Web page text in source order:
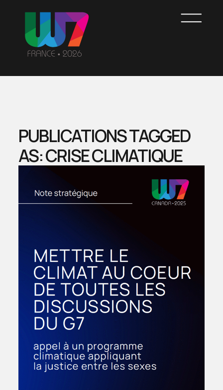
Skip
main
WOMEN7
PUBLICATIONS TAGGED
AS: CRISE CLIMATIQUE